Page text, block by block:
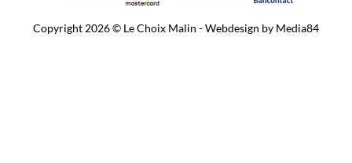
Copyright 2026 © Le Choix Malin - Webdesign by Media84